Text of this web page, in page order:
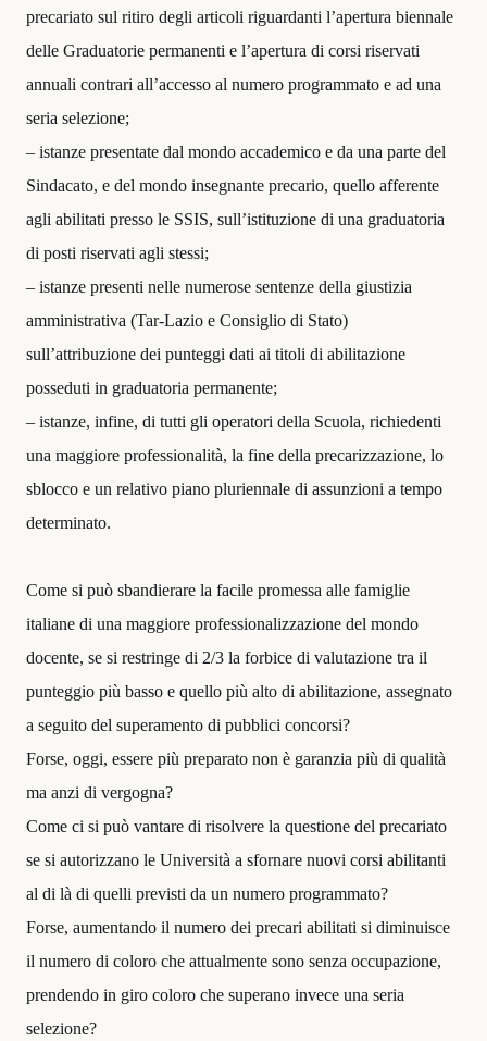
precariato sul ritiro degli articoli riguardanti l’apertura biennale
delle Graduatorie permanenti e l’apertura di corsi riservati
annuali contrari all’accesso al numero programmato e ad una
seria selezione;
– istanze presentate dal mondo accademico e da una parte del
Sindacato, e del mondo insegnante precario, quello afferente
agli abilitati presso le SSIS, sull’istituzione di una graduatoria
di posti riservati agli stessi;
– istanze presenti nelle numerose sentenze della giustizia
amministrativa (Tar-Lazio e Consiglio di Stato)
sull’attribuzione dei punteggi dati ai titoli di abilitazione
posseduti in graduatoria permanente;
– istanze, infine, di tutti gli operatori della Scuola, richiedenti
una maggiore professionalità, la fine della precarizzazione, lo
sblocco e un relativo piano pluriennale di assunzioni a tempo
determinato.
Come si può sbandierare la facile promessa alle famiglie
italiane di una maggiore professionalizzazione del mondo
docente, se si restringe di 2/3 la forbice di valutazione tra il
punteggio più basso e quello più alto di abilitazione, assegnato
a seguito del superamento di pubblici concorsi?
Forse, oggi, essere più preparato non è garanzia più di qualità
ma anzi di vergogna?
Come ci si può vantare di risolvere la questione del precariato
se si autorizzano le Università a sfornare nuovi corsi abilitanti
al di là di quelli previsti da un numero programmato?
Forse, aumentando il numero dei precari abilitati si diminuisce
il numero di coloro che attualmente sono senza occupazione,
prendendo in giro coloro che superano invece una seria
selezione?